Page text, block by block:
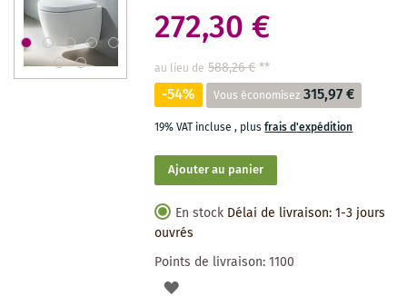
272,30 €
au lieu de 588,26 €**
-54% Vous économisez 315,97 €
19% VAT incluse, plusfrais d'expédition
Ajouter au panier
En stock Délai de livraison: 1-3 jours
ouvrés
Points de livraison:1100
AJOUTER